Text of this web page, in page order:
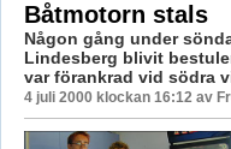
Båtmotorn stals
Någon gång under
Lindesberg blivit
var förankrad vid södra
4 juli 2000 klockan 16:12 av